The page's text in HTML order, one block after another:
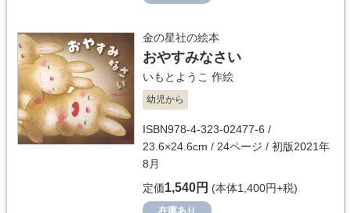
金の星社の絵本
おやすみなさい
いもとようこ 作絵
幼児から
ISBN978-4-323-02477-6 /
23.6×24.6cm / 24ページ / 初版2021年
8月
定価1,540円 (本体1,400円+税)
在庫あり